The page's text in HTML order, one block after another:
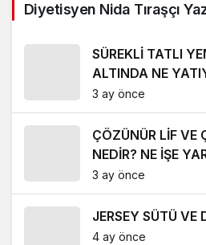
Diyetisyen Nida Tıraşçı
SÜREKLİ TATLI
ALTINDA NE
3 ay önce
ÇÖZÜNÜR LİF VE
NEDİR? NE İŞE
3 ay önce
JERSEY
4 ay önce